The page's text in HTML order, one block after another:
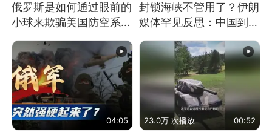
俄罗斯是如何通过眼前的
小球来欺骗美国防空系统
封锁海峡不管用了？伊朗
媒体罕见反思：中国到底
04:05 23.0万 次播放 00:52